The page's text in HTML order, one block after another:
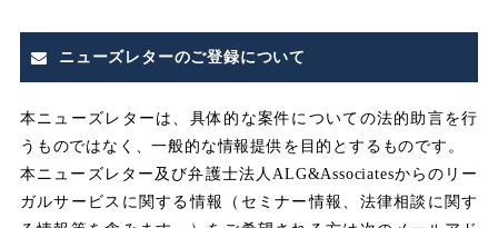
みなし みなし割増賃金
みなし残業代
メンタルヘルス
ニューズレターのご登録について
本ニューズレターは、具体的な案件についての法的助言を行
うものではなく、一般的な情報提供を目的とするものです。
本ニューズレター及び弁護士法人ALG&Associatesからのリー
ガルサービスに関する情報（セミナー情報、法律相談に関す